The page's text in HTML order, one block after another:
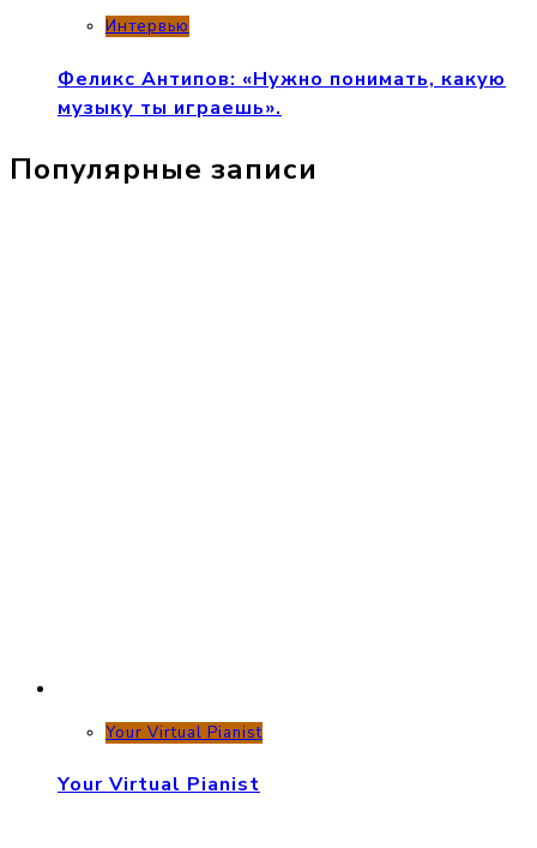
Интервью
Феликс Антипов: «Нужно понимать, какую
музыку ты играешь».
Популярные записи
Your Virtual Pianist
Your Virtual Pianist